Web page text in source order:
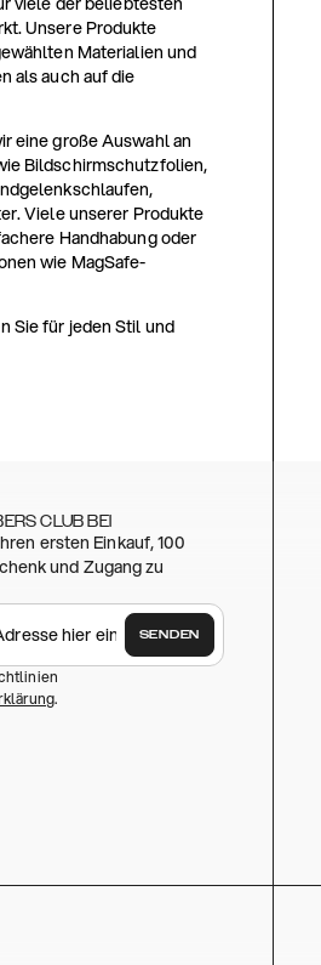
Unsere Produkte
Materialien und
als auch auf die
eine große Auswahl an
Bildschirmschutzfolien,
Viele unserer Produkte
Handhabung oder
wie MagSafe-
Sie für jeden Stil und
CLUB BEI
ersten Einkauf, 100
und Zugang zu
SENDEN
.